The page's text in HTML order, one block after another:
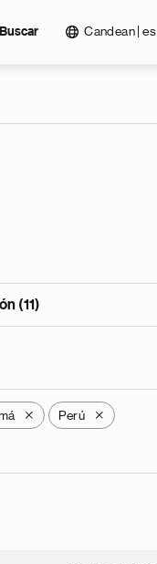
Buscar Candean | es
(11)
X Perú X